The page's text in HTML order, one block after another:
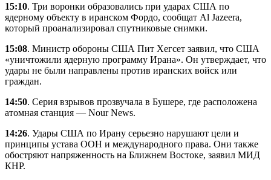
15:10. Три воронки образовались при ударах США по
ядерному объекту в иранском Фордо, сообщат Al Jazeera,
который проанализировал спутниковые снимки.
15:08. Министр обороны США Пит Хегсет заявил, что США
«уничтожили ядерную программу Ирана». Он утверждает, что
удары не были направлены против иранских войск или
граждан.
14:50. Серия взрывов прозвучала в Бушере, где расположена
атомная станция — Nour News.
14:26. Удары США по Ирану серьезно нарушают цели и
принципы устава ООН и международного права. Они также
обостряют напряженность на Ближнем Востоке, заявил МИД
КНР.